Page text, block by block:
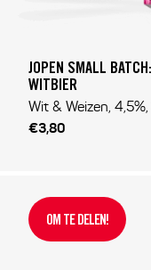
JOPEN SMALL
WITBIER
Wit & Weizen,
€3,80
OM TE DELEN!